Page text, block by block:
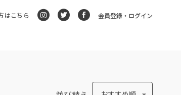
はこちら 会員登録・ログイン